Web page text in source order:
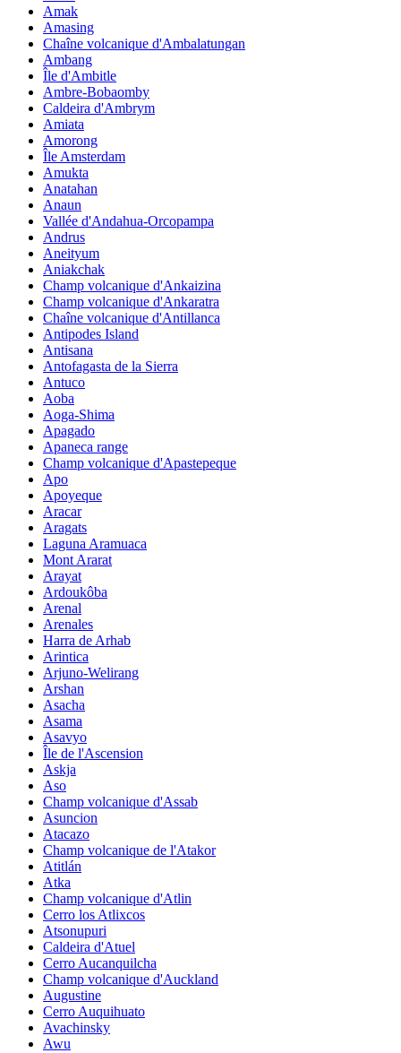
Amak
Amasing
Chaîne volcanique d'Ambalatungan
Ambang
Île d'Ambitle
Ambre-Bobaomby
Caldeira d'Ambrym
Amiata
Amorong
Île Amsterdam
Amukta
Anatahan
Anaun
Vallée d'Andahua-Orcopampa
Andrus
Aneityum
Aniakchak
Champ volcanique d'Ankaizina
Champ volcanique d'Ankaratra
Chaîne volcanique d'Antillanca
Antipodes Island
Antisana
Antofagasta de la Sierra
Antuco
Aoba
Aoga-Shima
Apagado
Apaneca range
Champ volcanique d'Apastepeque
Apo
Apoyeque
Aracar
Aragats
Laguna Aramuaca
Mont Ararat
Arayat
Ardoukôba
Arenal
Arenales
Harra de Arhab
Arintica
Arjuno-Welirang
Arshan
Asacha
Asama
Asavyo
Île de l'Ascension
Askja
Aso
Champ volcanique d'Assab
Asuncion
Atacazo
Champ volcanique de l'Atakor
Atitlán
Atka
Champ volcanique d'Atlin
Cerro los Atlixcos
Atsonupuri
Caldeira d'Atuel
Cerro Aucanquilcha
Champ volcanique d'Auckland
Augustine
Cerro Auquihuato
Avachinsky
Awu